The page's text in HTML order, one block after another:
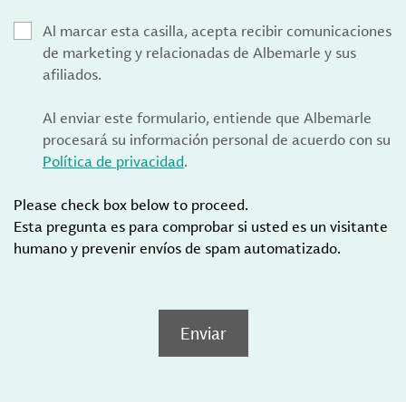
Al marcar esta casilla, acepta recibir comunicaciones
de marketing y relacionadas de Albemarle y sus
afiliados.
Al enviar este formulario, entiende que Albemarle
procesará su información personal de acuerdo con su
Política de privacidad.
Please check box below to proceed.
Esta pregunta es para comprobar si usted es un visitante
humano y prevenir envíos de spam automatizado.
Enviar